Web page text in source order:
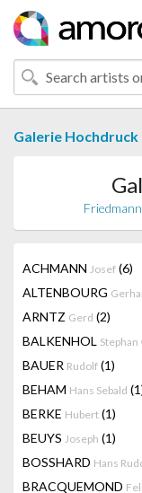
Galerie Hochdruck
ACHMANN Josef (6)
ALTENBOURG
ARNTZ Gerd (2)
BALKENHOL Stephan
BAUER Rudolf (1)
BEHAM Hans Sebald
BERKE Hubert (1)
BEUYS Joseph (1)
BOSSHARD Hans
BRACQUEMOND